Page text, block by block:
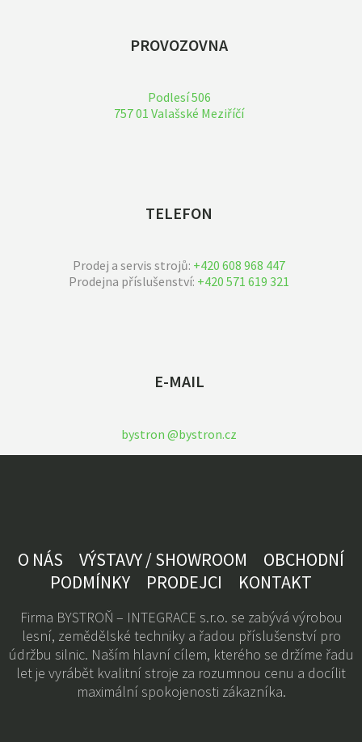
PROVOZOVNA
Podlesí 506
757 01 Valašské Meziříčí
TELEFON
Prodej a servis strojů: +420 608 968 447
Prodejna příslušenství: +420 571 619 321
E-MAIL
bystron @bystron.cz
O NÁS VÝSTAVY / SHOWROOM
OBCHODNÍ
PODMÍNKY
PRODEJCI KONTAKT
Firma BYSTROŇ – INTEGRACE s.r.o. se zabývá výrobou
lesní, zemědělské techniky a řadou příslušenství pro
údržbu silnic. Naším hlavní cílem, kterého se držíme řadu
let je vyrábět kvalitní stroje za rozumnou cenu a docílit
maximální spokojenosti zákazníka.